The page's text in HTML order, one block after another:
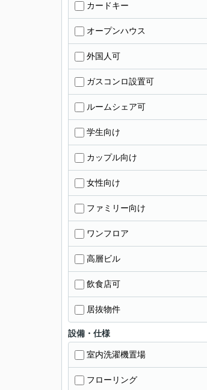
カードキー
オープンハウス
外国人可
ガスコンロ設置可
ルームシェア可
学生向け
カップル向け
女性向け
ファミリー向け
ワンフロア
高層ビル
飲食店可
居抜物件
設備・仕様
室内洗濯機置場
フローリング